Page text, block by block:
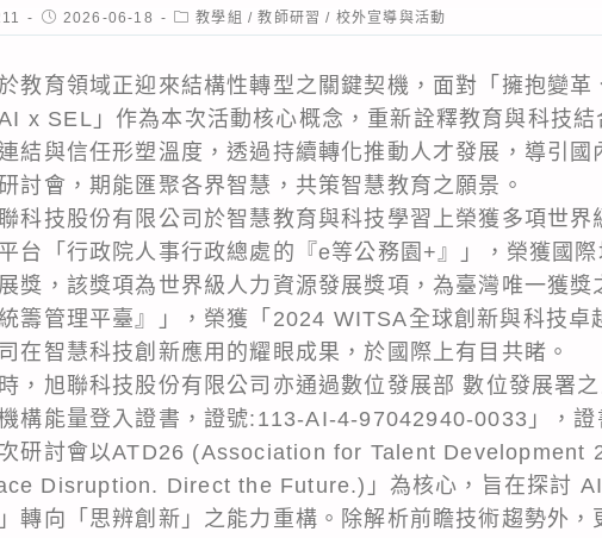
Post
published:
2026-06-18
Post
category:
教學組 / 教師研習 / 校外宣導與活動
教育領域正迎來結構性轉型之關鍵契機，面對「擁抱變
x SEL」作為本次活動核心概念，重新詮釋教育與科技
結與信任形塑溫度，透過持續轉化推動人才發展，導引
討會，期能匯聚各界智慧，共策智慧教育之願景。
科技股份有限公司於智慧教育與科技學習上榮獲多項世
台「行政院人事行政總處的『e等公務園+』」，榮獲國
獎，該獎項為世界級人力資源發展獎項，為臺灣唯一獲
統籌管理平臺』」，榮獲「2024 WITSA全球創新與科技
在智慧科技創新應用的耀眼成果，於國際上有目共睹。
，旭聯科技股份有限公司亦通過數位發展部 數位發展署
構能量登入證書，證號:113-AI-4-97042940-0033」，證
研討會以ATD26 (Association for Talent Development
Disruption. Direct the Future.)」為核心，旨在探討 AI
轉向「思辨創新」之能力重構。除解析前瞻技術趨勢外